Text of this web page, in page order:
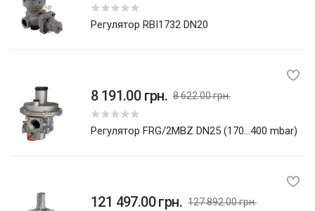
Регулятор RBI1732 DN20
8 191.00 грн. 8 622.00 грн.
Регулятор FRG/2MBZ DN25 (170...400 mbar)
121 497.00 грн. 127 892.00 грн.